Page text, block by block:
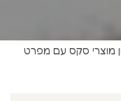
מוצרי סקס עם מפרט